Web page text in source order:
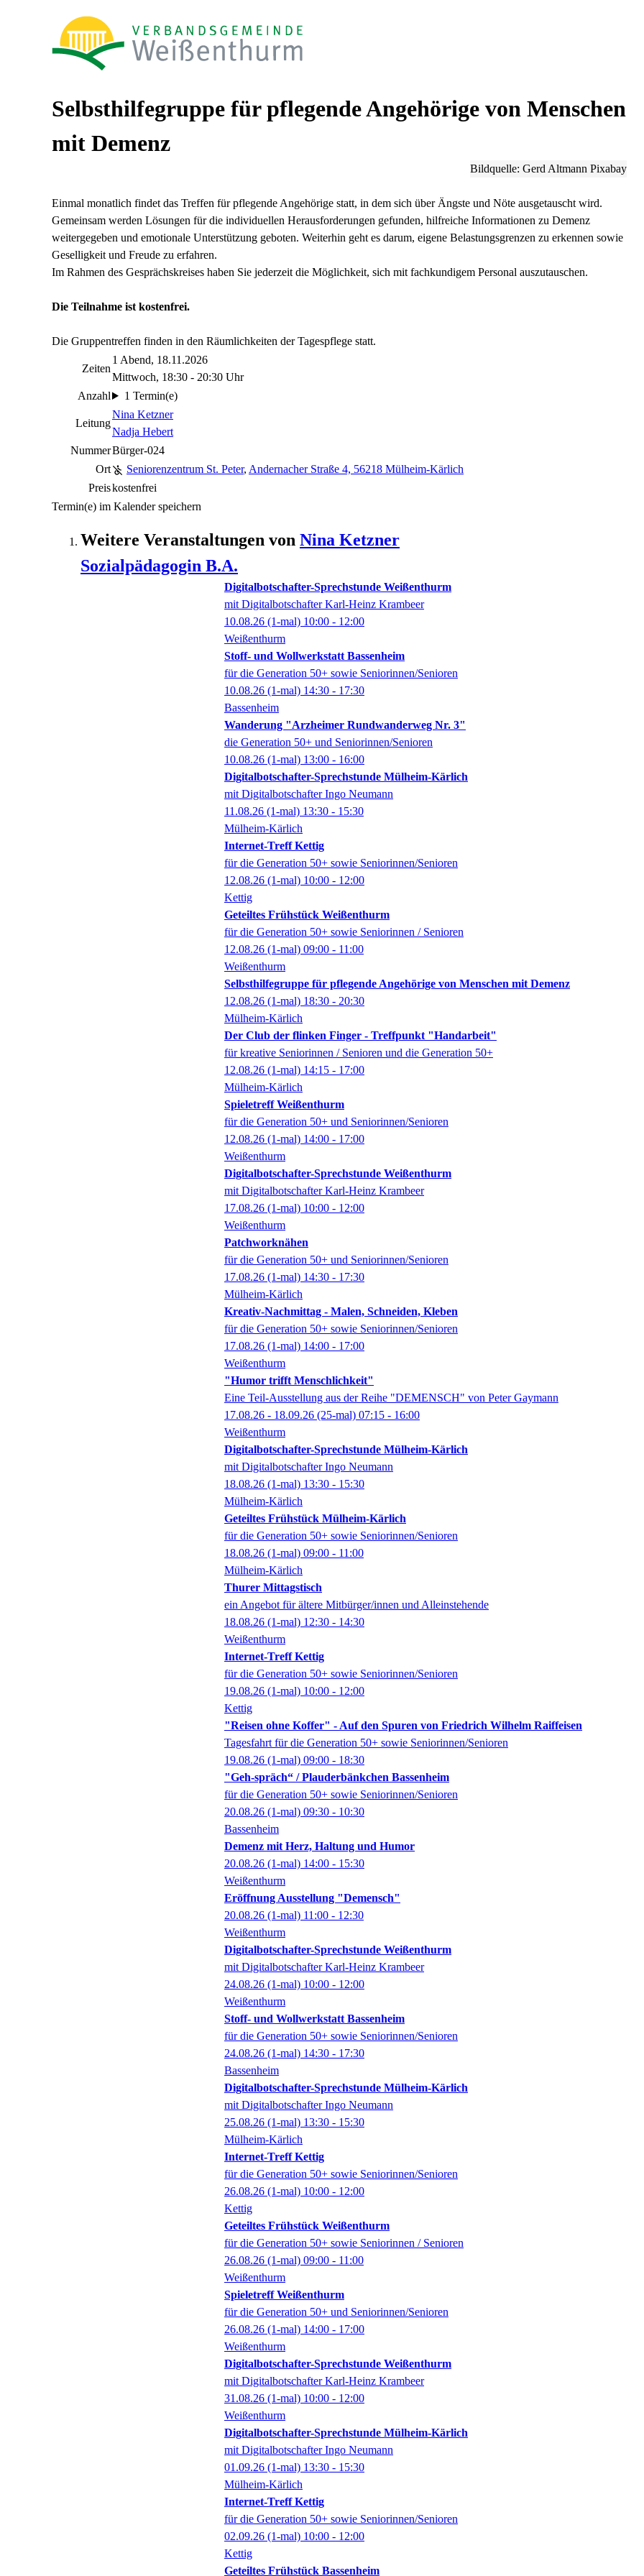
Selbsthilfegruppe für pflegende Angehörige von Menschen
mit Demenz
Bildquelle: Gerd Altmann Pixabay
Einmal monatlich findet das Treffen für pflegende Angehörige statt, in dem sich über Ängste und Nöte ausgetauscht wird.
Gemeinsam werden Lösungen für die individuellen Herausforderungen gefunden, hilfreiche Informationen zu Demenz
weitergegeben und emotionale Unterstützung geboten. Weiterhin geht es darum, eigene Belastungsgrenzen zu erkennen sowie
Geselligkeit und Freude zu erfahren.
Im Rahmen des Gesprächskreises haben Sie jederzeit die Möglichkeit, sich mit fachkundigem Personal auszutauschen.
Die Teilnahme ist kostenfrei.
Die Gruppentreffen finden in den Räumlichkeiten der Tagespflege statt.
Zeiten
1 Abend, 18.11.2026
Mittwoch, 18:30 - 20:30 Uhr
Anzahl
1 Termin(e)
Leitung
Nina Ketzner
Nadja Hebert
NummerBürger-024
Ort
Seniorenzentrum St. Peter, Andernacher Straße 4, 56218 Mülheim-Kärlich
Preiskostenfrei
Termin(e) im Kalender speichern
Weitere Veranstaltungen von Nina Ketzner
Sozialpädagogin B.A.
Digitalbotschafter-Sprechstunde Weißenthurm
mit Digitalbotschafter Karl-Heinz Krambeer
10.08.26 (1-mal) 10:00 - 12:00
Weißenthurm
Stoff- und Wollwerkstatt Bassenheim
für die Generation 50+ sowie Seniorinnen/Senioren
10.08.26 (1-mal) 14:30 - 17:30
Bassenheim
Wanderung "Arzheimer Rundwanderweg Nr. 3"
die Generation 50+ und Seniorinnen/Senioren
10.08.26 (1-mal) 13:00 - 16:00
Digitalbotschafter-Sprechstunde Mülheim-Kärlich
mit Digitalbotschafter Ingo Neumann
11.08.26 (1-mal) 13:30 - 15:30
Mülheim-Kärlich
Internet-Treff Kettig
für die Generation 50+ sowie Seniorinnen/Senioren
12.08.26 (1-mal) 10:00 - 12:00
Kettig
Geteiltes Frühstück Weißenthurm
für die Generation 50+ sowie Seniorinnen / Senioren
12.08.26 (1-mal) 09:00 - 11:00
Weißenthurm
Selbsthilfegruppe für pflegende Angehörige von Menschen mit Demenz
12.08.26 (1-mal) 18:30 - 20:30
Mülheim-Kärlich
Der Club der flinken Finger - Treffpunkt "Handarbeit"
für kreative Seniorinnen / Senioren und die Generation 50+
12.08.26 (1-mal) 14:15 - 17:00
Mülheim-Kärlich
Spieletreff Weißenthurm
für die Generation 50+ und Seniorinnen/Senioren
12.08.26 (1-mal) 14:00 - 17:00
Weißenthurm
Digitalbotschafter-Sprechstunde Weißenthurm
mit Digitalbotschafter Karl-Heinz Krambeer
17.08.26 (1-mal) 10:00 - 12:00
Weißenthurm
Patchworknähen
für die Generation 50+ und Seniorinnen/Senioren
17.08.26 (1-mal) 14:30 - 17:30
Mülheim-Kärlich
Kreativ-Nachmittag - Malen, Schneiden, Kleben
für die Generation 50+ sowie Seniorinnen/Senioren
17.08.26 (1-mal) 14:00 - 17:00
Weißenthurm
"Humor trifft Menschlichkeit"
Eine Teil-Ausstellung aus der Reihe "DEMENSCH" von Peter Gaymann
17.08.26 - 18.09.26 (25-mal) 07:15 - 16:00
Weißenthurm
Digitalbotschafter-Sprechstunde Mülheim-Kärlich
mit Digitalbotschafter Ingo Neumann
18.08.26 (1-mal) 13:30 - 15:30
Mülheim-Kärlich
Geteiltes Frühstück Mülheim-Kärlich
für die Generation 50+ sowie Seniorinnen/Senioren
18.08.26 (1-mal) 09:00 - 11:00
Mülheim-Kärlich
Thurer Mittagstisch
ein Angebot für ältere Mitbürger/innen und Alleinstehende
18.08.26 (1-mal) 12:30 - 14:30
Weißenthurm
Internet-Treff Kettig
für die Generation 50+ sowie Seniorinnen/Senioren
19.08.26 (1-mal) 10:00 - 12:00
Kettig
"Reisen ohne Koffer" - Auf den Spuren von Friedrich Wilhelm Raiffeisen
Tagesfahrt für die Generation 50+ sowie Seniorinnen/Senioren
19.08.26 (1-mal) 09:00 - 18:30
"Geh-spräch“ / Plauderbänkchen Bassenheim
für die Generation 50+ sowie Seniorinnen/Senioren
20.08.26 (1-mal) 09:30 - 10:30
Bassenheim
Demenz mit Herz, Haltung und Humor
20.08.26 (1-mal) 14:00 - 15:30
Weißenthurm
Eröffnung Ausstellung "Demensch"
20.08.26 (1-mal) 11:00 - 12:30
Weißenthurm
Digitalbotschafter-Sprechstunde Weißenthurm
mit Digitalbotschafter Karl-Heinz Krambeer
24.08.26 (1-mal) 10:00 - 12:00
Weißenthurm
Stoff- und Wollwerkstatt Bassenheim
für die Generation 50+ sowie Seniorinnen/Senioren
24.08.26 (1-mal) 14:30 - 17:30
Bassenheim
Digitalbotschafter-Sprechstunde Mülheim-Kärlich
mit Digitalbotschafter Ingo Neumann
25.08.26 (1-mal) 13:30 - 15:30
Mülheim-Kärlich
Internet-Treff Kettig
für die Generation 50+ sowie Seniorinnen/Senioren
26.08.26 (1-mal) 10:00 - 12:00
Kettig
Geteiltes Frühstück Weißenthurm
für die Generation 50+ sowie Seniorinnen / Senioren
26.08.26 (1-mal) 09:00 - 11:00
Weißenthurm
Spieletreff Weißenthurm
für die Generation 50+ und Seniorinnen/Senioren
26.08.26 (1-mal) 14:00 - 17:00
Weißenthurm
Digitalbotschafter-Sprechstunde Weißenthurm
mit Digitalbotschafter Karl-Heinz Krambeer
31.08.26 (1-mal) 10:00 - 12:00
Weißenthurm
Digitalbotschafter-Sprechstunde Mülheim-Kärlich
mit Digitalbotschafter Ingo Neumann
01.09.26 (1-mal) 13:30 - 15:30
Mülheim-Kärlich
Internet-Treff Kettig
für die Generation 50+ sowie Seniorinnen/Senioren
02.09.26 (1-mal) 10:00 - 12:00
Kettig
Geteiltes Frühstück Bassenheim